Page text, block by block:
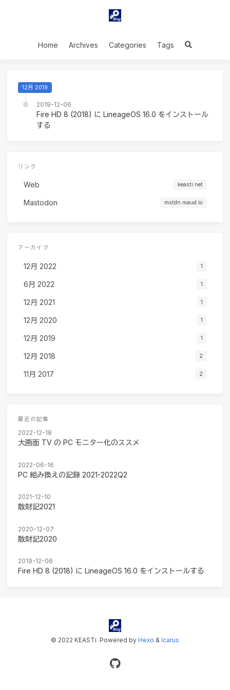
Home Archives Categories Tags
12月 2019
2019-12-06
Fire HD 8 (2018) に LineageOS 16.0 をインストール
する
リンク
Web keasti.net
Mastodon mstdn.maud.io
アーカイブ
12月 2022 1
6月 2022 1
12月 2021 1
12月 2020 1
12月 2019 1
12月 2018 2
11月 2017 2
最近の記事
2022-12-18
大画面 TV の PC モニター化のススメ
2022-06-16
PC 組み換えの記録 2021-2022Q2
2021-12-10
散財記2021
2020-12-07
散財記2020
2019-12-06
Fire HD 8 (2018) に LineageOS 16.0 をインストールする
© 2022 KEASTi Powered by Hexo & Icarus